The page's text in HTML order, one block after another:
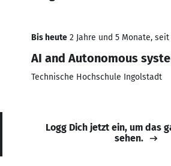
Bis heute 2 Jahre und 5 Monate, seit
AI and Autonomous
Technische Hochschule Ingolstadt
Logg Dich jetzt ein, um das
sehen.